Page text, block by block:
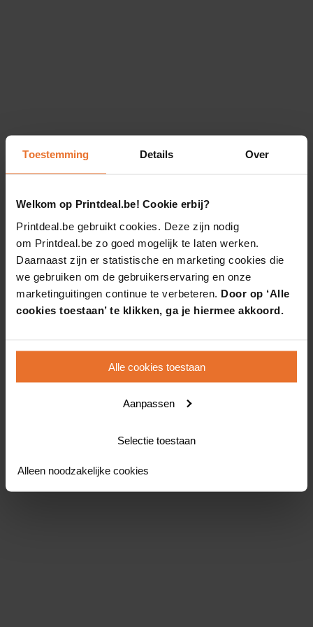
Toestemming Details Over
Welkom op Printdeal.be! Cookie erbij?
Printdeal.be gebruikt cookies. Deze zijn nodig
om Printdeal.be zo goed mogelijk te laten werken.
Daarnaast zijn er statistische en marketing cookies die
we gebruiken om de gebruikerservaring en onze
marketinguitingen continue te verbeteren. Door op ‘Alle
cookies toestaan’ te klikken, ga je hiermee akkoord.
Alle cookies toestaan
Aanpassen
Selectie toestaan
Alleen noodzakelijke cookies